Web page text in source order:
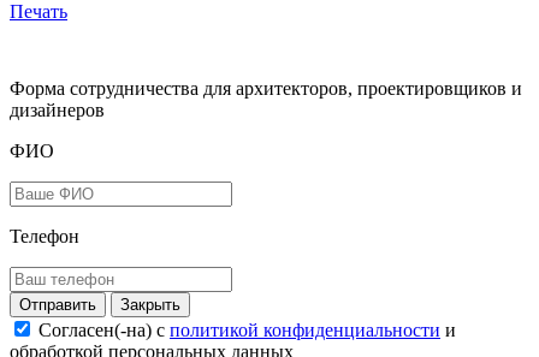
Печать
Форма сотрудничества для архитекторов, проектировщиков и
дизайнеров
ФИО
Телефон
Закрыть
Согласен(-на) c политикой конфиденциальности и
обработкой персональных данных